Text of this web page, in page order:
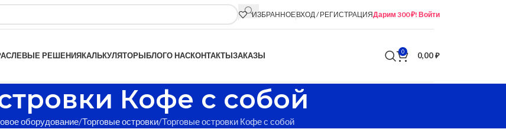
ИЗБРАННОЕВХОД / РЕГИСТРАЦИЯДарим 300 ₽! Войти
РЕШЕНИЯКАЛЬКУЛЯТОРЫБЛОГО НАСКОНТАКТЫЗАКАЗЫ 0 0,00₽
Кофе с собой
оборудование Торговые островки Торговые островки Кофе с собой